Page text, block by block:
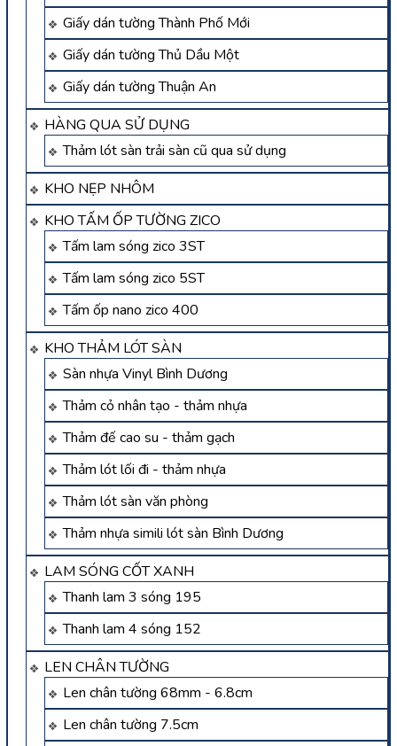
Giấy dán tường Thành Phố Mới
Giấy dán tường Thủ Dầu Một
Giấy dán tường Thuận An
HÀNG QUA SỬ DỤNG
Thảm lót sàn trải sàn cũ qua sử dụng
KHO NẸP NHÔM
KHO TẤM ỐP TƯỜNG ZICO
Tấm lam sóng zico 3ST
Tấm lam sóng zico 5ST
Tấm ốp nano zico 400
KHO THẢM LÓT SÀN
Sàn nhựa Vinyl Bình Dương
Thảm cỏ nhân tạo - thảm nhựa
Thảm đế cao su - thảm gạch
Thảm lót lối đi - thảm nhựa
Thảm lót sàn văn phòng
Thảm nhựa simili lót sàn Bình Dương
LAM SÓNG CỐT XANH
Thanh lam 3 sóng 195
Thanh lam 4 sóng 152
LEN CHÂN TƯỜNG
Len chân tường 68mm - 6.8cm
Len chân tường 7.5cm